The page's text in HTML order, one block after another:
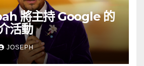
將主持 Google 的
活動
JOSEPH